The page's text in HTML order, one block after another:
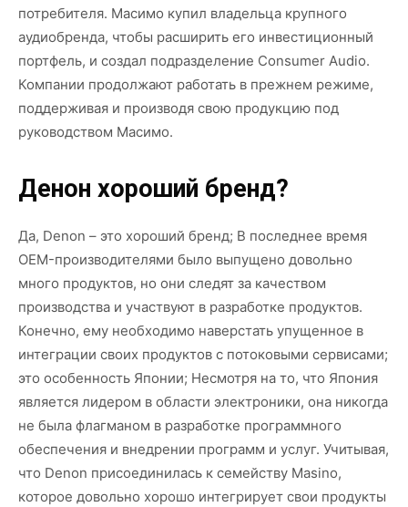
потребителя. Масимо купил владельца крупного
аудиобренда, чтобы расширить его инвестиционный
портфель, и создал подразделение Consumer Audio.
Компании продолжают работать в прежнем режиме,
поддерживая и производя свою продукцию под
руководством Масимо.
Денон хороший бренд?
Да, Denon – это хороший бренд; В последнее время
OEM-производителями было выпущено довольно
много продуктов, но они следят за качеством
производства и участвуют в разработке продуктов.
Конечно, ему необходимо наверстать упущенное в
интеграции своих продуктов с потоковыми сервисами;
это особенность Японии; Несмотря на то, что Япония
является лидером в области электроники, она никогда
не была флагманом в разработке программного
обеспечения и внедрении программ и услуг. Учитывая,
что Denon присоединилась к семейству Masino,
которое довольно хорошо интегрирует свои продукты